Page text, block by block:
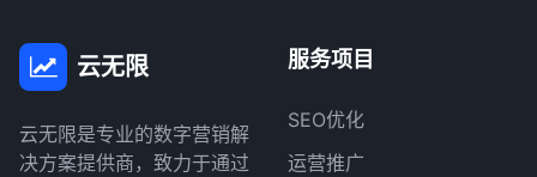
云无限
云无限是专业的数字营销解
决方案提供商，致力于通过
服务项目
SEO优化
运营推广